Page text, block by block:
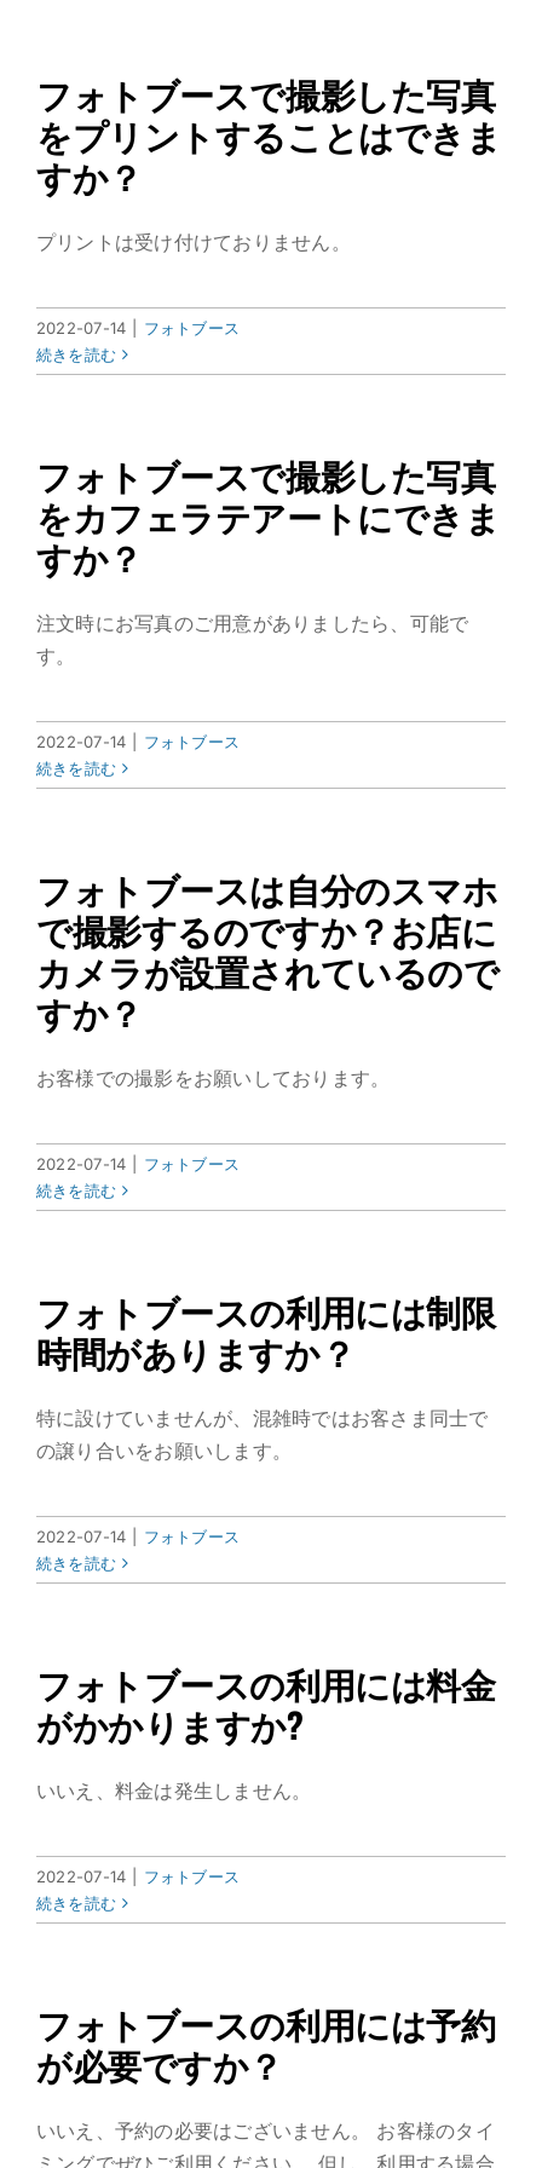
content
ホーム
アバウト
施設紹介
カフェメニュー
アクセス
フォトブースで撮影した写真
をプリントすることはできま
すか？
プリントは受け付けておりません。
2022-07-14
フォトブース
続きを読む
フォトブースで撮影した写真
をカフェラテアートにできま
すか？
注文時にお写真のご用意がありましたら、可能で
す。
2022-07-14
フォトブース
続きを読む
フォトブースは自分のスマホ
で撮影するのですか？お店に
カメラが設置されているので
すか？
お客様での撮影をお願いしております。
2022-07-14
フォトブース
続きを読む
フォトブースの利用には制限
時間がありますか？
特に設けていませんが、混雑時ではお客さま同士で
の譲り合いをお願いします。
2022-07-14
フォトブース
続きを読む
フォトブースの利用には料金
がかかりますか?
いいえ、料金は発生しません。
2022-07-14
フォトブース
続きを読む
フォトブースの利用には予約
が必要ですか？
いいえ、予約の必要はございません。 お客様のタイ
ミングでぜひご利用ください。 但し、利用する場合